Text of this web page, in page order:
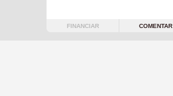
FINANCIAR COMENTAR